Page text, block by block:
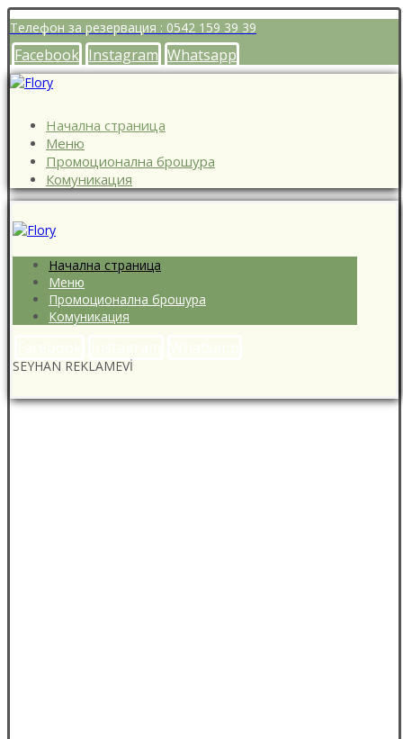
Телефон за резервация : 0542 159 39 39
Facebook Instagram Whatsapp
Начална страница
Меню
Промоционална брошура
Комуникация
Начална страница
Меню
Промоционална брошура
Комуникация
SEYHAN REKLAMEVİ